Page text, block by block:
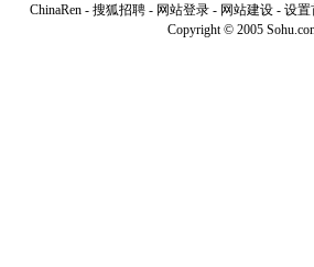
ChinaRen - 搜狐招聘 - 网站登录 - 网站建设 - 设置
Copyright © 2005